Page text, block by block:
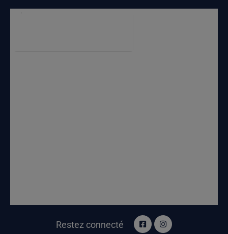
Restez connecté